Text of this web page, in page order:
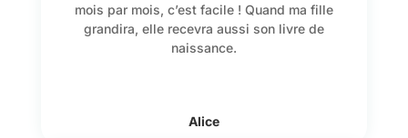
mois par mois, c’est facile ! Quand ma fille
grandira, elle recevra aussi son livre de
naissance.
Alice